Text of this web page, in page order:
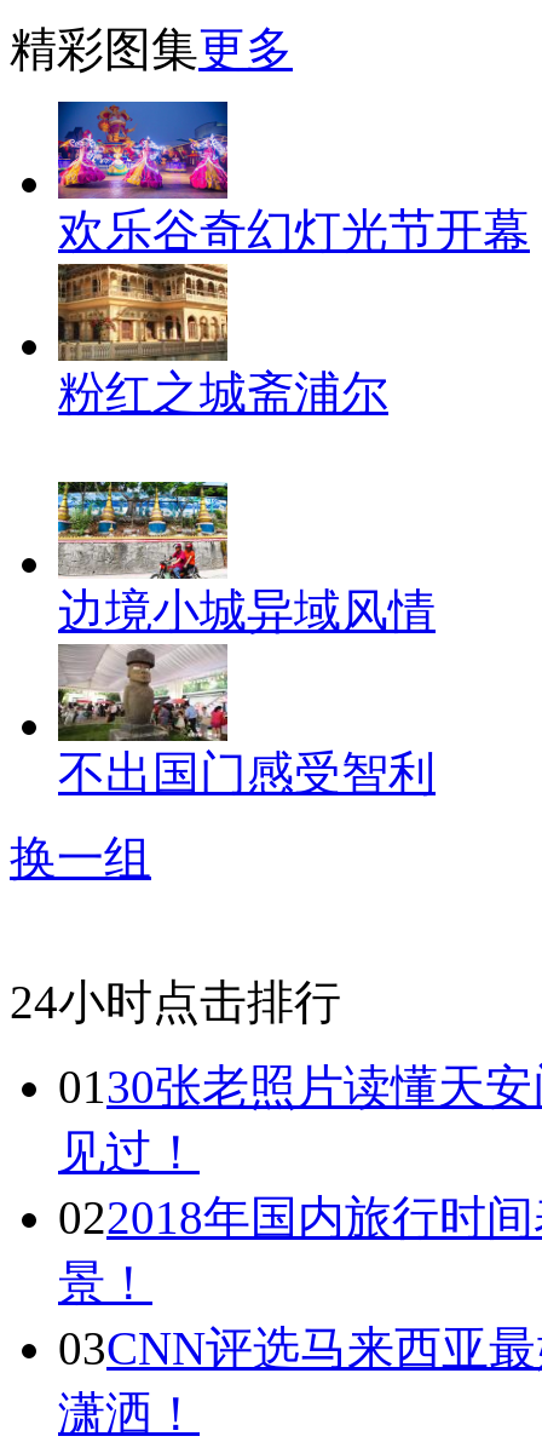
精彩图集更多
欢乐谷奇幻灯光节开幕
粉红之城斋浦尔
边境小城异域风情
不出国门感受智利
换一组
24小时点击排行
0130张老照片读懂天
见过！
022018年国内旅行时
景！
03CNN评选马来西亚
潇洒！